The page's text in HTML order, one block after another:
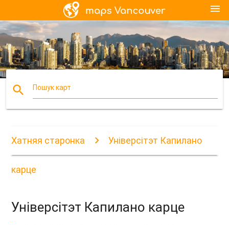
menu
search Пошук карт
Хатняя старонка Універсітэт Капилано
карце
Універсітэт Капилано карце